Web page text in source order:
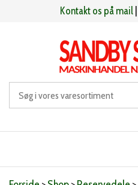
Kontakt os på mail
Sandby smeden